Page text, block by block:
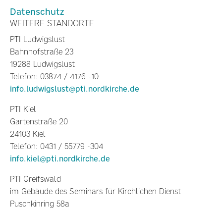
Datenschutz
WEITERE STANDORTE
PTI Ludwigslust
Bahnhofstraße 23
19288 Ludwigslust
Telefon: 03874 / 4176 -10
info.ludwigslust@pti.nordkirche.de
PTI Kiel
Gartenstraße 20
24103 Kiel
Telefon: 0431 / 55779 -304
info.kiel@pti.nordkirche.de
PTI Greifswald
im Gebäude des Seminars für Kirchlichen Dienst
Puschkinring 58a